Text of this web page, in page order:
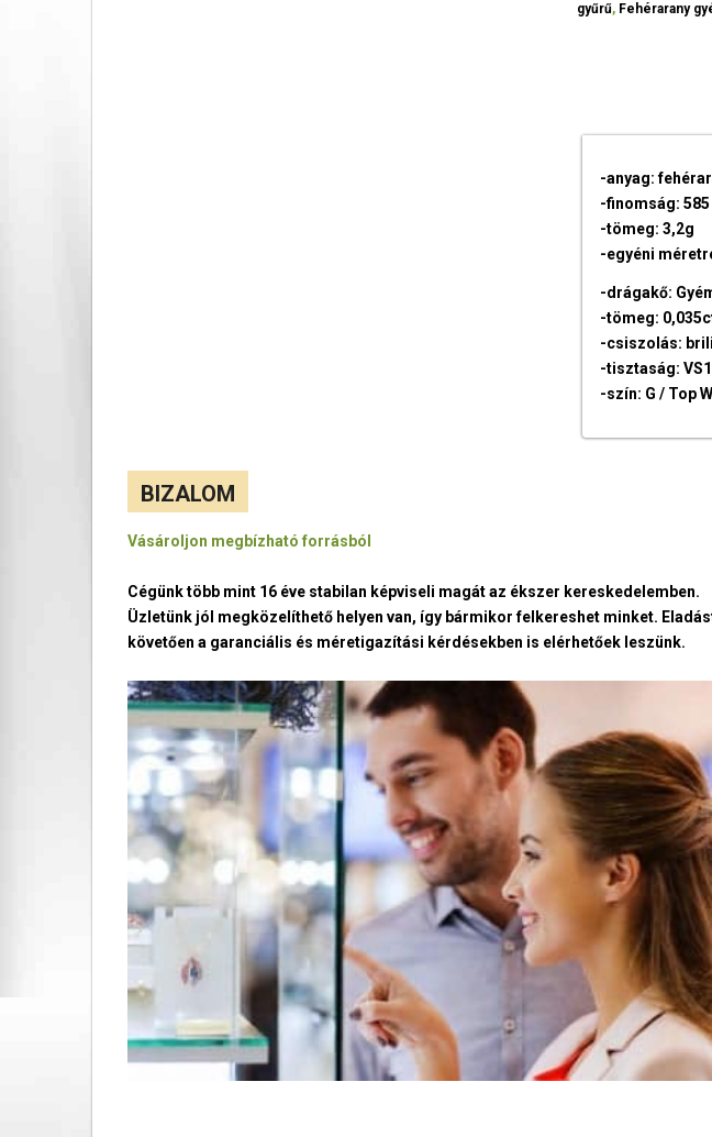
gyűrű, Fehérarany
-anyag:
-finomság: 585
-tömeg: 3,2g
-egyéni
-drágakő:
-tömeg:
-csiszolás:
-tisztaság:
-szín: G / Top
BIZALOM
Vásároljon megbízható forrásból
Cégünk több mint 16 éve stabilan képviseli magát az ékszer kereskedelemben.
Üzletünk jól megközelíthető helyen van, így bármikor felkereshet minket.
követően a garanciális és méretigazítási kérdésekben is elérhetőek leszünk.